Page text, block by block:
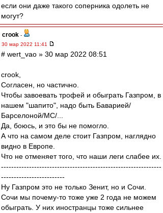
если они даже такого соперника одолеть не
могут?
crook -
30 мар 2022 11:41
# wert_vao » 30 мар 2022 08:51
crook,
Согласен, но частично.
Чтобы завоевать трофей и обыграть Газпром, в
нашем "шапито", надо быть Баварией/
Барселоной/МС/...
Да, боюсь, и это бы не помогло.
А что на самом деле стоит Газпром, наглядно
видно в Европе.
Что не отменяет того, что наши леги слабее их.
---------------------------------------------------------------
-------------------------
Ну Газпром это не только Зенит, но и Сочи.
Сочи мы почему-то тоже уже 2 года не можем
обыграть. У них иностранцы тоже сильнее